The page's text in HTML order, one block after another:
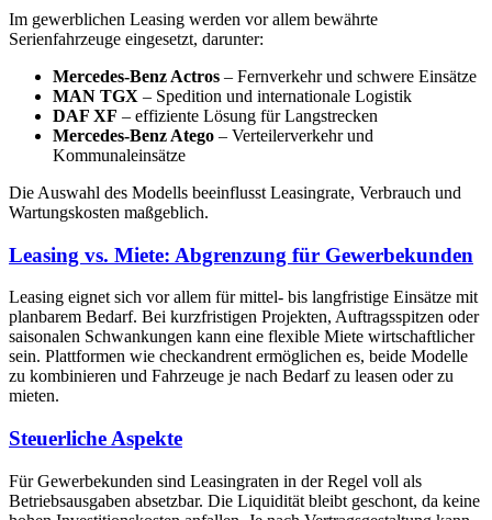
Im gewerblichen Leasing werden vor allem bewährte
Serienfahrzeuge eingesetzt, darunter:
Mercedes-Benz Actros – Fernverkehr und schwere Einsätze
MAN TGX – Spedition und internationale Logistik
DAF XF – effiziente Lösung für Langstrecken
Mercedes-Benz Atego – Verteilerverkehr und
Kommunaleinsätze
Die Auswahl des Modells beeinflusst Leasingrate, Verbrauch und
Wartungskosten maßgeblich.
Leasing vs. Miete: Abgrenzung für Gewerbekunden
Leasing eignet sich vor allem für mittel- bis langfristige Einsätze mit
planbarem Bedarf. Bei kurzfristigen Projekten, Auftragsspitzen oder
saisonalen Schwankungen kann eine flexible Miete wirtschaftlicher
sein. Plattformen wie checkandrent ermöglichen es, beide Modelle
zu kombinieren und Fahrzeuge je nach Bedarf zu leasen oder zu
mieten.
Steuerliche Aspekte
Für Gewerbekunden sind Leasingraten in der Regel voll als
Betriebsausgaben absetzbar. Die Liquidität bleibt geschont, da keine